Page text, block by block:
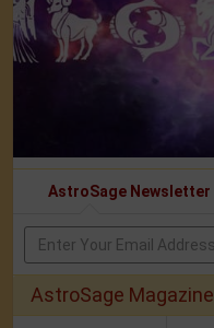
AstroSage Newsletter
AstroSage Magazine